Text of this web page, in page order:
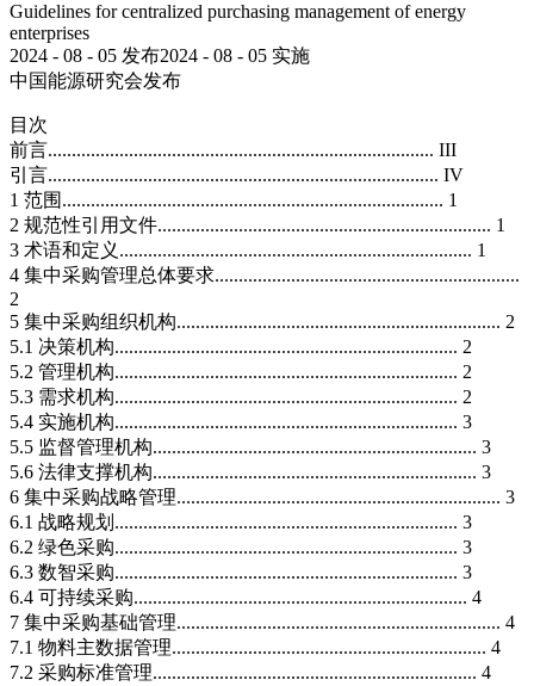
Guidelines for centralized purchasing management of energy
enterprises
2024 - 08 - 05 发布2024 - 08 - 05 实施
中国能源研究会发布
目次
前言................................................................................. III
引言.................................................................................. IV
1 范围................................................................................ 1
2 规范性引用文件...................................................................... 1
3 术语和定义.......................................................................... 1
4 集中采购管理总体要求................................................................
2
5 集中采购组织机构.................................................................... 2
5.1 决策机构........................................................................ 2
5.2 管理机构........................................................................ 2
5.3 需求机构........................................................................ 2
5.4 实施机构........................................................................ 3
5.5 监督管理机构.................................................................... 3
5.6 法律支撑机构.................................................................... 3
6 集中采购战略管理.................................................................... 3
6.1 战略规划........................................................................ 3
6.2 绿色采购........................................................................ 3
6.3 数智采购........................................................................ 3
6.4 可持续采购...................................................................... 4
7 集中采购基础管理.................................................................... 4
7.1 物料主数据管理.................................................................. 4
7.2 采购标准管理.................................................................... 4